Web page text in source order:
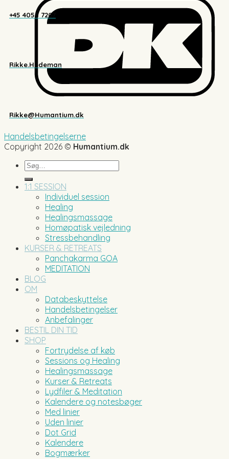
+45 4058 7207
Rikke.Hedeman
Rikke@Humantium.dk
Handelsbetingelserne
Copyright 2026 © Humantium.dk
Søg
efter:
1:1 SESSION
Individuel session
Healing
Healingsmassage
Homøpatisk vejledning
Stressbehandling
KURSER & RETREATS
Panchakarma GOA
MEDITATION
BLOG
OM
Databeskyttelse
Handelsbetingelser
Anbefalinger
BESTIL DIN TID
SHOP
Fortrydelse af køb
Sessions og Healing
Healingsmassage
Kurser & Retreats
Lydfiler & Meditation
Kalendere og notesbøger
Med linier
Uden linier
Dot Grid
Kalendere
Bogmærker